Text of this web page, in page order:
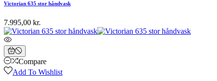
Victorian 635 stor håndvask
7.995,00 kr.
Compare
Add To Wishlist